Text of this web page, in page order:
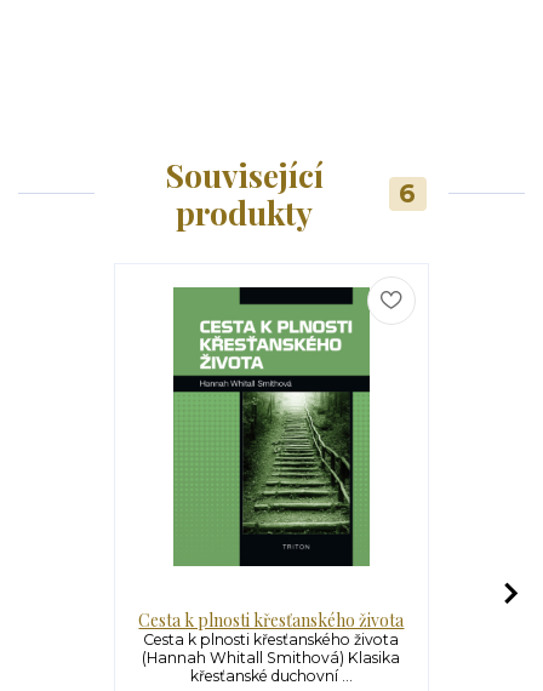
Související
produkty
6
Cesta k plnosti křesťanského života
Cesta k plnosti křesťanského života
(Hannah Whitall Smithová) Klasika
křesťanské duchovní ...